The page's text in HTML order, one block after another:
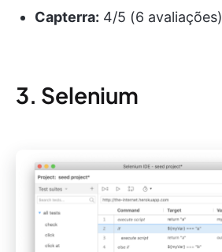
Capterra: 4/5 (6 avaliações)
3. Selenium